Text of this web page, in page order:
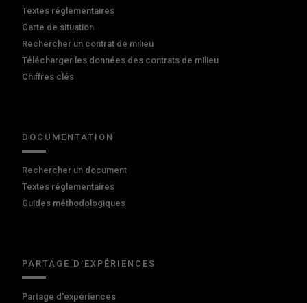
Textes réglementaires
Carte de situation
Rechercher un contrat de milieu
Télécharger les données des contrats de milieu
Chiffres clés
DOCUMENTATION
Rechercher un document
Textes réglementaires
Guides méthodologiques
PARTAGE D'EXPÉRIENCES
Partage d'expériences